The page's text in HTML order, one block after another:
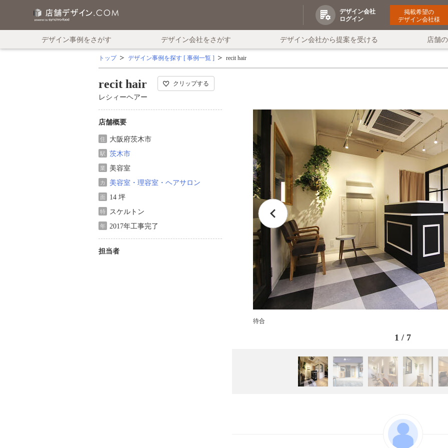
デザイン会社
ログイン
掲載希望の
デザイン会社様
デザイン事例をさがす デザイン会社をさがす デザイン会社から提案を受ける 店舗
トップ デザイン事例を探す [ 事例一覧 ] recit hair
recit hair
レシィーヘアー
クリップする
店舗概要
住 大阪府茨木市
駅 茨木市
業 美容室
カ 美容室・理容室・ヘアサロン
面 14 坪
特 スケルトン
年 2017年工事完了
担当者
待合
1 / 7